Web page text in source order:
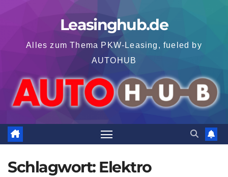
Leasinghub.de
Alles zum Thema PKW-Leasing, fueled by
AUTOHUB
Schlagwort: Elektro